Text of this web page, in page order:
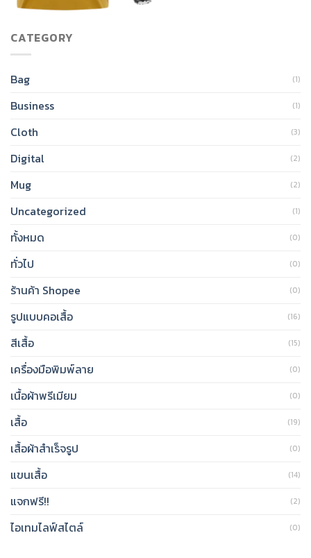
CATEGORY
Bag (1)
Business (1)
Cloth (3)
Digital (2)
Mug (2)
Uncategorized (1)
ทั้งหมด (0)
ทั่วไป (0)
ร้านค้า Shopee (0)
รูปแบบคอเสื้อ (16)
สีเสื้อ (15)
เครื่องมือพิมพ์ลาย (0)
เนื้อผ้าพรีเมียม (0)
เสื้อ (19)
เสื้อผ้าสำเร็จรูป (0)
แขนเสื้อ (14)
แจกฟรี!! (2)
ไอเทมไลฟ์สไตล์ (0)